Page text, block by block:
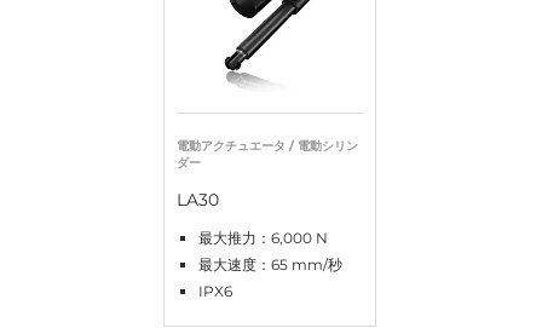
電動アクチュエータ / 電動シリン
ダー
LA30
最大推力：6,000 N
最大速度：65 mm/秒
IPX6